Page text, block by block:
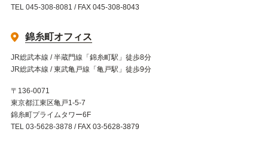
TEL 045-308-8081 / FAX 045-308-8043
錦糸町オフィス
JR総武本線 / 半蔵門線「錦糸町駅」徒歩8分
JR総武本線 / 東武亀戸線「亀戸駅」徒歩9分
〒136-0071
東京都江東区亀戸1-5-7
錦糸町プライムタワー6F
TEL 03-5628-3878 / FAX 03-5628-3879